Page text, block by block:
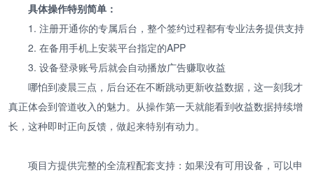
具体操作特别简单：
1. 注册开通你的专属后台，整个签约过程都有专业法务提供支持
2. 在备用手机上安装平台指定的APP
3. 设备登录账号后就会自动播放广告赚取收益
哪怕到凌晨三点，后台还在不断跳动更新收益数据，这一刻我才
真正体会到管道收入的魅力。从操作第一天就能看到收益数据持续增
长，这种即时正向反馈，做起来特别有动力。
项目方提供完整的全流程配套支持：如果没有可用设备，可以申